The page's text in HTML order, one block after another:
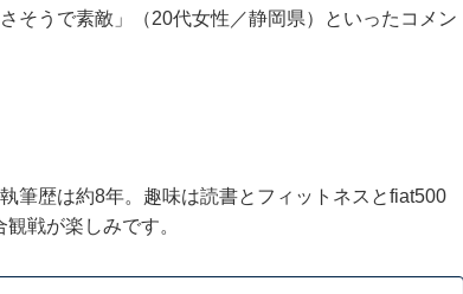
そうで素敵」（20代女性／静岡県）といったコメン
筆歴は約8年。趣味は読書とフィットネスとfiat500
戦が楽しみです。